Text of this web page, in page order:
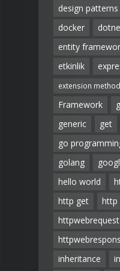
design patterns
docker
entity
etkinlik
extension
Framework
generic
get
go
golang
hello world
http get
http
httpwebrequest
inheritance